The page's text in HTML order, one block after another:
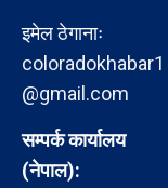
इमेल ठेगानाः
coloradokhabar1
@gmail.com
सम्पर्क कार्यालय
(नेपाल):